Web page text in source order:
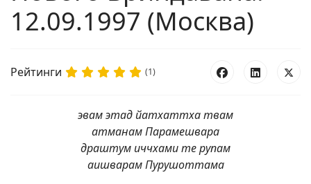
12.09.1997 (Москва)
Рейтинги (1)
эвам этад йатхаттха твам
атманам Парамешвара
драштум иччхами те рупам
аишварам Пурушоттама